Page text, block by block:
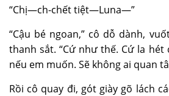
“Chị—ch-chết tiệt—Luna—”
“Cậu bé ngoan,” cô dỗ dành,
thanh sắt. “Cứ như thế. Cứ la hét
nếu em muốn. Sẽ không ai quan
Rồi cô quay đi, gót giày gõ lách